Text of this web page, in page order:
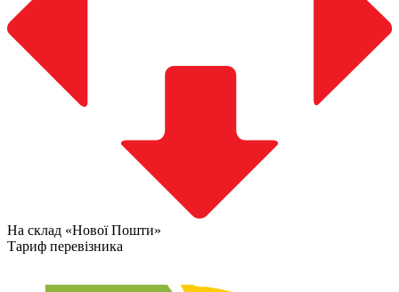
На склад «Нової Пошти»
Тариф перевізника